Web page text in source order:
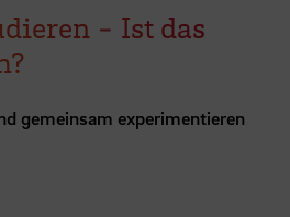
- Ist das
gemeinsam experimentieren